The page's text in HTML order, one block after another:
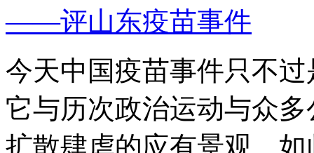
——评山东疫苗事件
今天中国疫苗事件只不
它与历次政治运动与众
扩散肆虐的应有景观。